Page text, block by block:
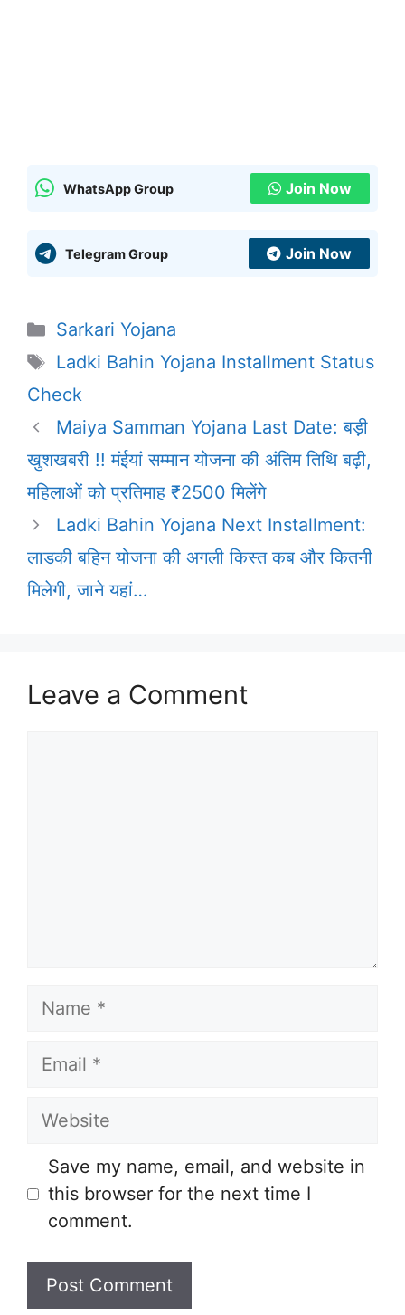
WhatsApp Group Join Now
Telegram Group Join Now
Categories
Sarkari Yojana
Tags
Ladki Bahin Yojana Installment Status
Check
Maiya Samman Yojana Last Date: बड़ी
खुशखबरी !! मंईयां सम्मान योजना की अंतिम तिथि बढ़ी,
महिलाओं को प्रतिमाह ₹2500 मिलेंगे
Ladki Bahin Yojana Next Installment:
लाडकी बहिन योजना की अगली किस्त कब और कितनी
मिलेगी, जाने यहां…
Leave a Comment
Name
Email
Website
Save my name, email, and website in
this browser for the next time I
comment.